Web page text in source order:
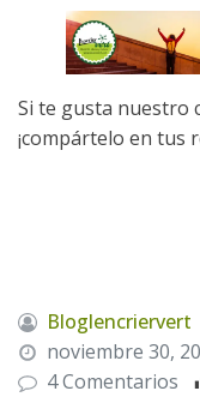
Si te gusta nuestro
¡compártelo en tus
Bloglencriervert
noviembre 30,
4 Comentarios